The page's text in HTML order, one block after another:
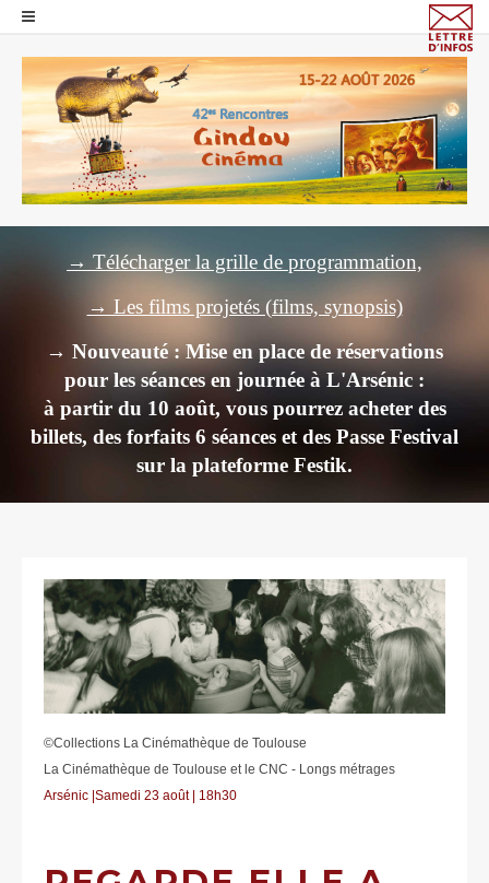
→ Télécharger la grille de programmation,
→ Les films projetés (films, synopsis)
→ Nouveauté : Mise en place de réservations
pour les séances en journée à L'Arsénic :
à partir du 10 août, vous pourrez acheter des
billets, des forfaits 6 séances et des Passe Festival
sur la plateforme Festik.
©Collections La Cinémathèque de Toulouse
La Cinémathèque de Toulouse et le CNC - Longs métrages
Arsénic |Samedi 23 août | 18h30